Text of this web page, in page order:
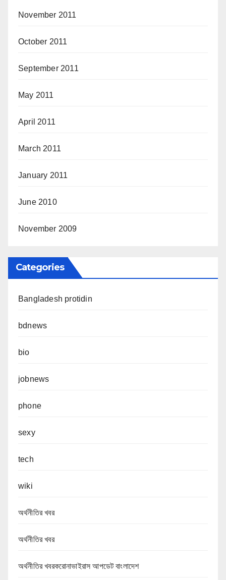
November 2011
October 2011
September 2011
May 2011
April 2011
March 2011
January 2011
June 2010
November 2009
Categories
Bangladesh protidin
bdnews
bio
jobnews
phone
sexy
tech
wiki
অর্থনীতির খবর
অর্থনীতির খবর
অর্থনীতির খবরকরোনাভাইরাস আপডেট বাংলাদেশ